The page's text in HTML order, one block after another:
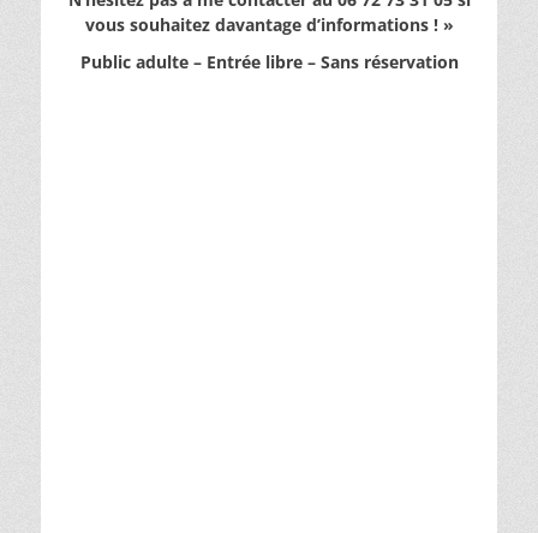
vous souhaitez davantage d’informations ! »
Public adulte – Entrée libre – Sans réservation